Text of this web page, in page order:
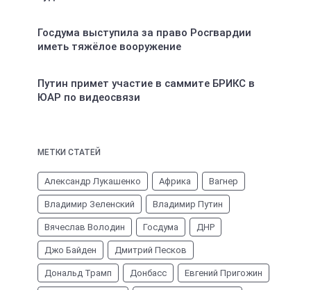
Госдума выступила за право Росгвардии
иметь тяжёлое вооружение
Путин примет участие в саммите БРИКС в
ЮАР по видеосвязи
МЕТКИ СТАТЕЙ
Александр Лукашенко Африка Вагнер
Владимир Зеленский Владимир Путин
Вячеслав Володин Госдума ДНР
Джо Байден Дмитрий Песков
Дональд Трамп Донбасс Евгений Пригожин